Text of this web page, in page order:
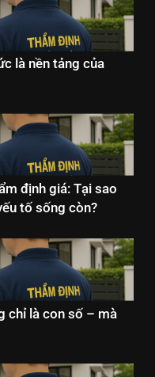
là nền tảng của
định giá: Tại sao
tố sống còn?
chỉ là con số – mà